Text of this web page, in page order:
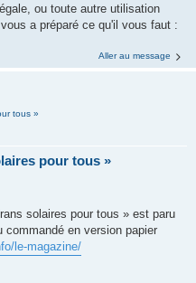
ou toute autre utilisation
a préparé ce qu'il vous faut :
Aller au message
tous »
pour tous »
solaires pour tous » est paru
commandé en version papier
le-magazine/